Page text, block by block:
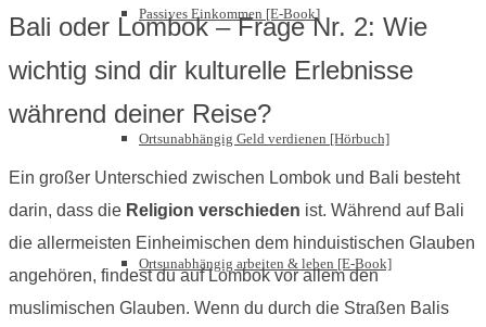
Passives Einkommen [E-Book]
Ortsunabhängig Geld verdienen [Hörbuch]
Ortsunabhängig arbeiten & leben [E-Book]
Bali oder Lombok – Frage Nr. 2: Wie
wichtig sind dir kulturelle Erlebnisse
während deiner Reise?
Ein großer Unterschied zwischen Lombok und Bali besteht
darin, dass die Religion verschieden ist. Während auf Bali
die allermeisten Einheimischen dem hinduistischen Glauben
angehören, findest du auf Lombok vor allem den
muslimischen Glauben. Wenn du durch die Straßen Balis